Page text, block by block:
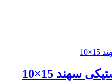
سهند 15×10